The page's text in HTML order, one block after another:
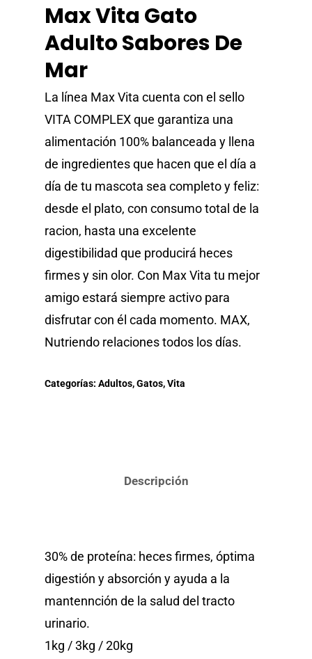
Max Vita Gato
Adulto Sabores De
Mar
La línea Max Vita cuenta con el sello
VITA COMPLEX que garantiza una
alimentación 100% balanceada y llena
de ingredientes que hacen que el día a
día de tu mascota sea completo y feliz:
desde el plato, con consumo total de la
racion, hasta una excelente
digestibilidad que producirá heces
firmes y sin olor. Con Max Vita tu mejor
amigo estará siempre activo para
disfrutar con él cada momento. MAX,
Nutriendo relaciones todos los días.
Categorías: Adultos,Gatos,Vita
Descripción
30% de proteína: heces firmes, óptima
digestión y absorción y ayuda a la
mantennción de la salud del tracto
urinario.
1kg / 3kg / 20kg